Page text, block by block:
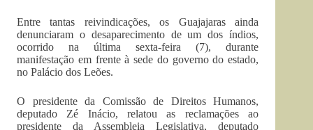
Entre tantas reivindicações, os Guajajaras ainda
denunciaram o desaparecimento de um dos índios,
ocorrido na última sexta-feira (7), durante
manifestação em frente à sede do governo do estado,
no Palácio dos Leões.
O presidente da Comissão de Direitos Humanos,
deputado Zé Inácio, relatou as reclamações ao
presidente da Assembleia Legislativa, deputado